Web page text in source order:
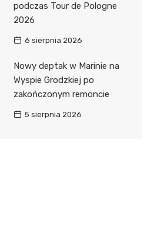
podczas Tour de Pologne
2026
6 sierpnia 2026
Nowy deptak w Marinie na
Wyspie Grodzkiej po
zakończonym remoncie
5 sierpnia 2026